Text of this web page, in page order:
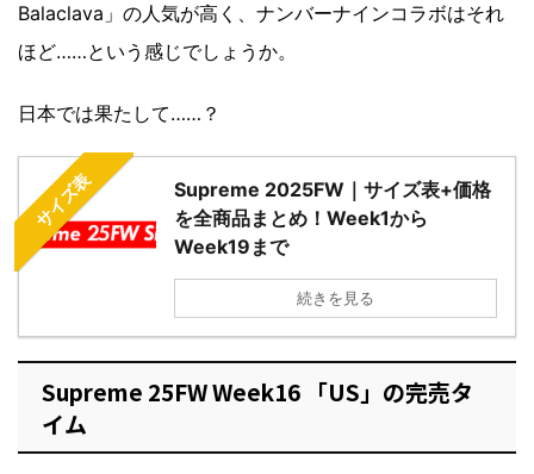
Balaclava」の人気が高く、ナンバーナインコラボはそれ
ほど……という感じでしょうか。
日本では果たして……？
サイズ表
Supreme 2025FW｜サイズ表+価格
を全商品まとめ！Week1から
Week19まで
続きを見る
Supreme 25FW Week16 「US」の完売タ
イム